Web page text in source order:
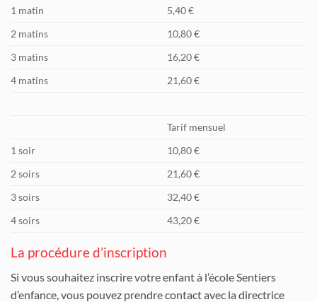
1 matin
5,40 €
2 matins
10,80 €
3 matins
16,20 €
4 matins
21,60 €
Tarif mensuel
1 soir
10,80 €
2 soirs
21,60 €
3 soirs
32,40 €
4 soirs
43,20 €
La procédure d’inscription
Si vous souhaitez inscrire votre enfant à l’école Sentiers
d’enfance, vous pouvez prendre contact avec la directrice